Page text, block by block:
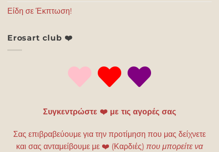
Είδη σε Έκπτωση!
Erosart club ❤️
Συγκεντρώστε ❤️ με τις αγορές σας
Σας επιβραβεύουμε για την προτίμηση που μας δείχνετε
και σας ανταμείβουμε με ❤️ (Καρδιές) που μπορείτε να